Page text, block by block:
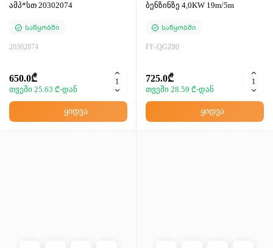
ამპ*სთ 20302074
Საწყობში
20302074
650.0₾
თვეში 25.63 ₾-დან
ყიდვა
ბენზინზე 4,0KW 19m/5m
Საწყობში
FF-QGZ80
725.0₾
თვეში 28.59 ₾-დან
ყიდვა